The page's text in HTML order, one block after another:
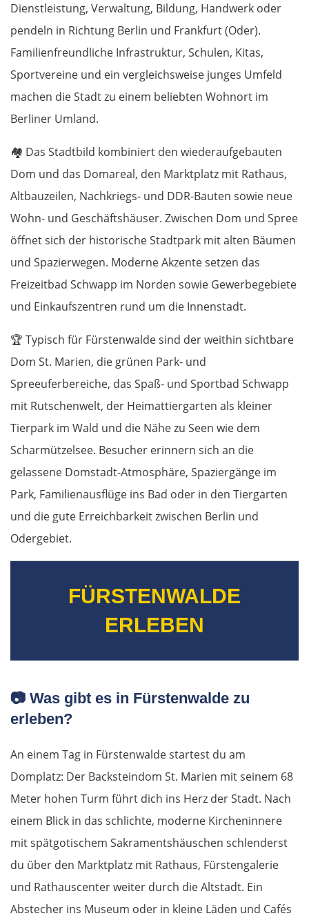
Dienstleistung, Verwaltung, Bildung, Handwerk oder
pendeln in Richtung Berlin und Frankfurt (Oder).
Familienfreundliche Infrastruktur, Schulen, Kitas,
Sportvereine und ein vergleichsweise junges Umfeld
machen die Stadt zu einem beliebten Wohnort im
Berliner Umland.
🏘️ Das Stadtbild kombiniert den wiederaufgebauten
Dom und das Domareal, den Marktplatz mit Rathaus,
Altbauzeilen, Nachkriegs- und DDR-Bauten sowie neue
Wohn- und Geschäftshäuser. Zwischen Dom und Spree
öffnet sich der historische Stadtpark mit alten Bäumen
und Spazierwegen. Moderne Akzente setzen das
Freizeitbad Schwapp im Norden sowie Gewerbegebiete
und Einkaufszentren rund um die Innenstadt.
🏆 Typisch für Fürstenwalde sind der weithin sichtbare
Dom St. Marien, die grünen Park- und
Spreeuferbereiche, das Spaß- und Sportbad Schwapp
mit Rutschenwelt, der Heimattiergarten als kleiner
Tierpark im Wald und die Nähe zu Seen wie dem
Scharmützelsee. Besucher erinnern sich an die
gelassene Domstadt-Atmosphäre, Spaziergänge im
Park, Familienausflüge ins Bad oder in den Tiergarten
und die gute Erreichbarkeit zwischen Berlin und
Odergebiet.
FÜRSTENWALDE
ERLEBEN
📷 Was gibt es in Fürstenwalde zu
erleben?
An einem Tag in Fürstenwalde startest du am
Domplatz: Der Backsteindom St. Marien mit seinem 68
Meter hohen Turm führt dich ins Herz der Stadt. Nach
einem Blick in das schlichte, moderne Kircheninnere
mit spätgotischem Sakramentshäuschen schlenderst
du über den Marktplatz mit Rathaus, Fürstengalerie
und Rathauscenter weiter durch die Altstadt. Ein
Abstecher ins Museum oder in kleine Läden und Cafés